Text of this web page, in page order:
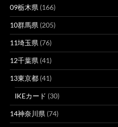
09栃木県 (166)
10群馬県 (205)
11埼玉県 (76)
12千葉県 (41)
13東京都 (41)
IKEカード (30)
14神奈川県 (74)